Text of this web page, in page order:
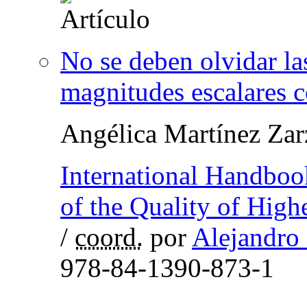
No se deben olvidar
magnitudes escalares
Angélica Martínez
International
of the Quality of
/ coord. por Alejandro
978-84-1390-873-1